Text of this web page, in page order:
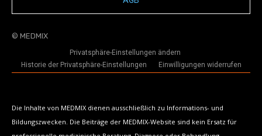
© MEDMIX
Privatsphäre-Einstellungen ändern
Historie der Privatsphäre-Einstellungen
Einwilligungen widerrufen
Die Inhalte von MEDMIX dienen ausschließlich zu Informations- und
Bildungszwecken. Die Beiträge der MEDMIX-Website sind kein Ersatz für